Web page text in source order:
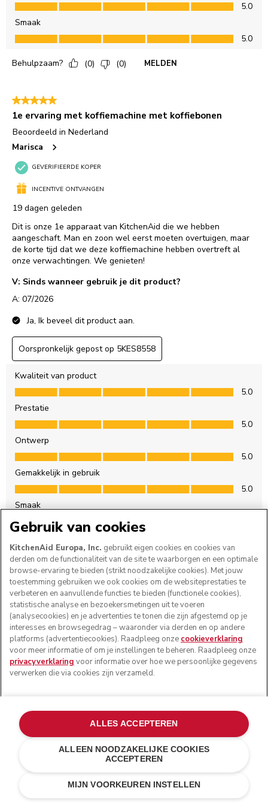
Vulkaanzwart
€ 1.999,00
Gebruik van cookies
KitchenAid Europa, Inc. gebruikt eigen cookies en cookies van
derden om de functionaliteit van de site te waarborgen en een optimale
browse-ervaring te bieden (strikt noodzakelijke cookies). Met jouw
toestemming gebruiken we ook cookies om de websiteprestaties te
verbeteren en aanvullende functies te bieden (functionele cookies),
statistische analyse en bezoekersmetingen uit te voeren
(analysecookies) en je advertenties te tonen die zijn afgestemd op je
interesses en browsegedrag – waaronder via derden en op andere
platforms (advertentiecookies). Raadpleeg onze cookieverklaring
voor meer informatie of om je instellingen te beheren. Raadpleeg onze
privacyverklaring voor informatie over hoe we persoonlijke gegevens
verwerken die via cookies zijn verzameld.
MIJN VOORKEUREN INSTELLEN
ALLEEN NOODZAKELIJKE COOKIES
ACCEPTEREN
ALLES ACCEPTEREN